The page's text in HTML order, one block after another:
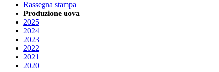
Rassegna stampa
Produzione uova
2025
2024
2023
2022
2021
2020